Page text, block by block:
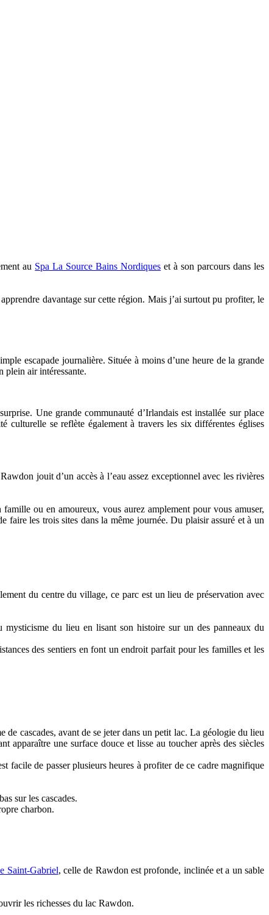
au Spa La Source Bains Nordiques et à son parcours dans les
davantage sur cette région. Mais j’ai surtout pu profiter, le
escapade journalière. Située à moins d’une heure de la grande
plein air intéressante.
Une grande communauté d’Irlandais est installée sur place
culturelle se reflète également à travers les six différentes églises
jouit d’un accès à l’eau assez exceptionnel avec les rivières
ou en amoureux, vous aurez amplement pour vous amuser,
faire les trois sites dans la même journée. Du plaisir assuré et à un
du centre du village, ce parc est un lieu de préservation avec
du lieu en lisant son histoire sur un des panneaux du
des sentiers en font un endroit parfait pour les familles et les
de cascades, avant de se jeter dans un petit lac. La géologie du lieu
apparaître une surface douce et lisse au toucher après des siècles
facile de passer plusieurs heures à profiter de ce cadre magnifique
sur les cascades.
charbon.
Saint-Gabriel, celle de Rawdon est profonde, inclinée et a un sable
les richesses du lac Rawdon.